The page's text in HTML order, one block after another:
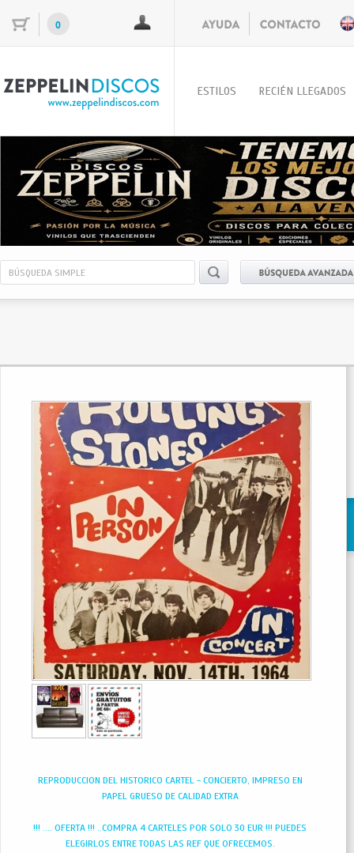
0
ESTILOS RECIÉN LLEGADOS
REPRODUCCION DEL HISTORICO CARTEL - CONCIERTO, IMPRESO EN
PAPEL GRUESO DE CALIDAD EXTRA
!!! .... OFERTA !!! ..COMPRA 4 CARTELES POR SOLO 30 EUR !!! PUEDES
ELEGIRLOS ENTRE TODAS LAS REF QUE OFRECEMOS.